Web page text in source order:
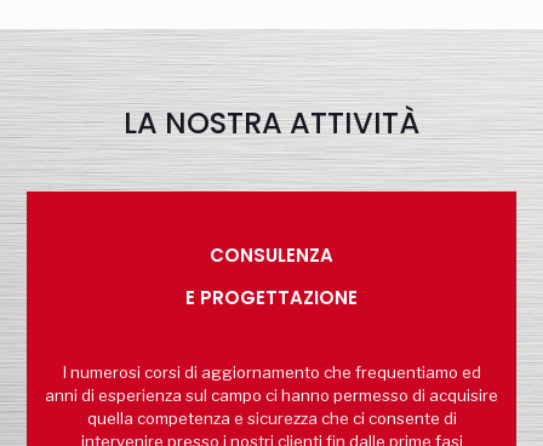
LA NOSTRA ATTIVITÀ
CONSULENZA
E PROGETTAZIONE
I numerosi corsi di aggiornamento che frequentiamo ed
anni di esperienza sul campo ci hanno permesso di acquisire
quella competenza e sicurezza che ci consente di
intervenire presso i nostri clienti fin dalle prime fasi